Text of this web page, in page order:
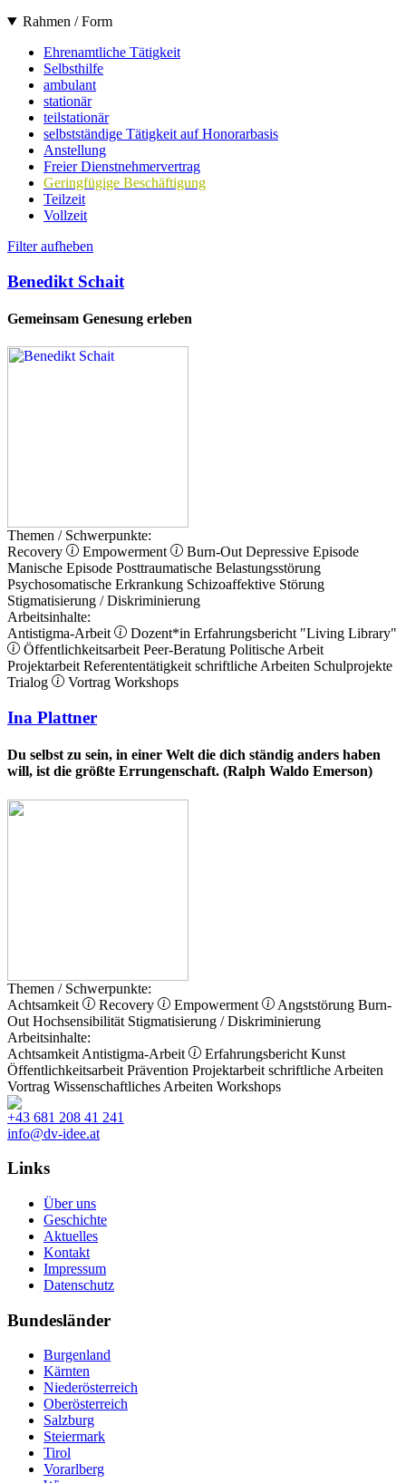
Rahmen / Form
Ehrenamtliche Tätigkeit
Selbsthilfe
ambulant
stationär
teilstationär
selbstständige Tätigkeit auf Honorarbasis
Anstellung
Freier Dienstnehmervertrag
Geringfügige Beschäftigung
Teilzeit
Vollzeit
Filter aufheben
Benedikt Schait
Gemeinsam Genesung erleben
Themen / Schwerpunkte:
Recovery
Empowerment Burn-Out Depressive Episode
Manische Episode Posttraumatische Belastungsstörung
Psychosomatische Erkrankung Schizoaffektive Störung
Stigmatisierung / Diskriminierung
Arbeitsinhalte:
Antistigma-Arbeit
Dozent*in Erfahrungsbericht "Living Library"
Öffentlichkeitsarbeit Peer-Beratung Politische Arbeit
Projektarbeit Referententätigkeit schriftliche Arbeiten Schulprojekte
Trialog
Vortrag Workshops
Ina Plattner
Du selbst zu sein, in einer Welt die dich ständig anders haben
will, ist die größte Errungenschaft. (Ralph Waldo Emerson)
Themen / Schwerpunkte:
Achtsamkeit
Recovery Empowerment Angststörung Burn-
Out Hochsensibilität Stigmatisierung / Diskriminierung
Arbeitsinhalte:
Achtsamkeit Antistigma-Arbeit Erfahrungsbericht Kunst
Öffentlichkeitsarbeit Prävention Projektarbeit schriftliche Arbeiten
Vortrag Wissenschaftliches Arbeiten Workshops
+43 681 208 41 241
info@dv-idee.at
Links
Über uns
Geschichte
Aktuelles
Kontakt
Impressum
Datenschutz
Bundesländer
Burgenland
Kärnten
Niederösterreich
Oberösterreich
Salzburg
Steiermark
Tirol
Vorarlberg